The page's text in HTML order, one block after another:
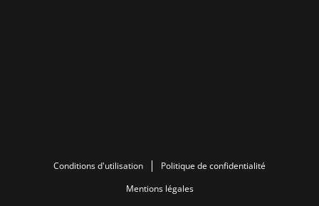
Conditions d'utilisation
Politique de confidentialité
Mentions légales